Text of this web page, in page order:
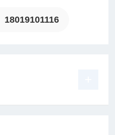
18019101116